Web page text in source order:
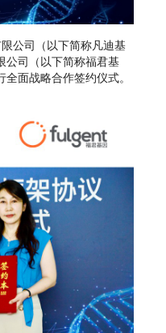
公司（以下简称凡迪基
公司（以下简称福君基
面战略合作签约仪式。